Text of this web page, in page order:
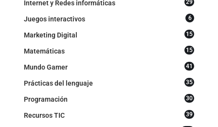
Internet y Redes informáticas 29
Juegos interactivos 6
Marketing Digital 15
Matemáticas 15
Mundo Gamer 41
Prácticas del lenguaje 35
Programación 30
Recursos TIC 39